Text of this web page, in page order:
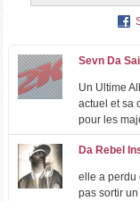
Sevn Da
Un Ultime
actuel et sa
pour les
Da Rebel
elle a perdu
pas sortir